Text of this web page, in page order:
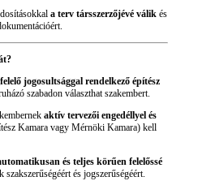
a terv társszerzőjévé válik és
jogosultsággal rendelkező építész
szabadon választhat szakembert.
aktív tervezői engedéllyel és
Kamara vagy Mérnöki Kamara) kell
és teljes körűen felelőssé
és jogszerűségéért.